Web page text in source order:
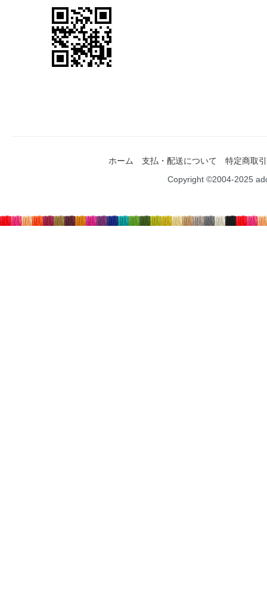
ホーム 支払・配送について
特定商取
Copyright ©2004-2025